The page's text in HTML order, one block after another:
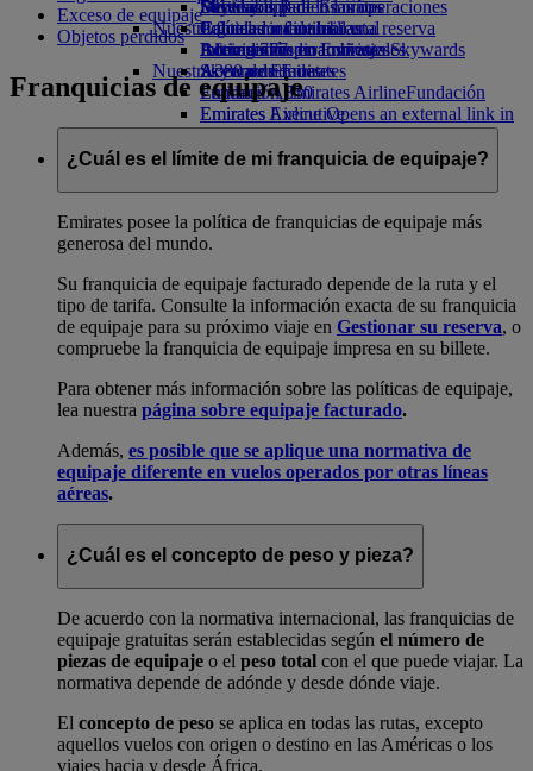
Bebidas
Nuestra flota
Boeing 777
A380 de Emirates
Emirates A350
Emirates Executive
Mapa de asientos
Diversión para los niños
Juguetes infantiles
Actividades para niños
Sostenibilidad en las operaciones
Política medioambiental
Informes medioambientales
Nuestras comunidades
Fundación Emirates AirlineFundación
Emirates Airline Opens an external link in
a new tab
Patrocinios
Skywards Rail
Calculadora de millas
Inicie sesión en Emirates Skywards
Skywards+
Móvil y app de Emirates
Cancelar o cambiar una reserva
Alteraciones en los viajes
Acerca de Emirates
Exceso de equipaje
Objetos perdidos
Franquicias de equipaje
¿Cuál es el límite de mi franquicia de equipaje?
Emirates posee la política de franquicias de equipaje más
generosa del mundo.
Su franquicia de equipaje facturado depende de la ruta y el
tipo de tarifa. Consulte la información exacta de su franquicia
de equipaje para su próximo viaje en Gestionar su reserva, o
compruebe la franquicia de equipaje impresa en su billete.
Para obtener más información sobre las políticas de equipaje,
lea nuestra página sobre equipaje facturado.
Además, es posible que se aplique una normativa de
equipaje diferente en vuelos operados por otras líneas
aéreas.
¿Cuál es el concepto de peso y pieza?
De acuerdo con la normativa internacional, las franquicias de
equipaje gratuitas serán establecidas según el número de
piezas de equipaje o el peso total con el que puede viajar. La
normativa depende de adónde y desde dónde viaje.
El concepto de peso se aplica en todas las rutas, excepto
aquellos vuelos con origen o destino en las Américas o los
viajes hacia y desde África.